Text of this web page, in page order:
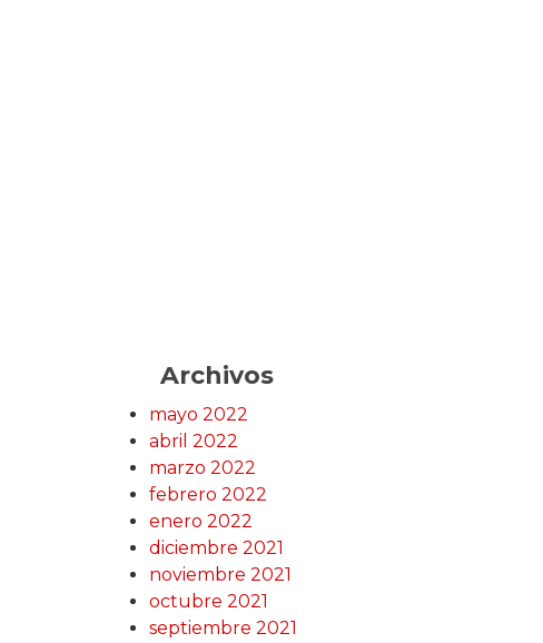
Archivos
mayo 2022
abril 2022
marzo 2022
febrero 2022
enero 2022
diciembre 2021
noviembre 2021
octubre 2021
septiembre 2021